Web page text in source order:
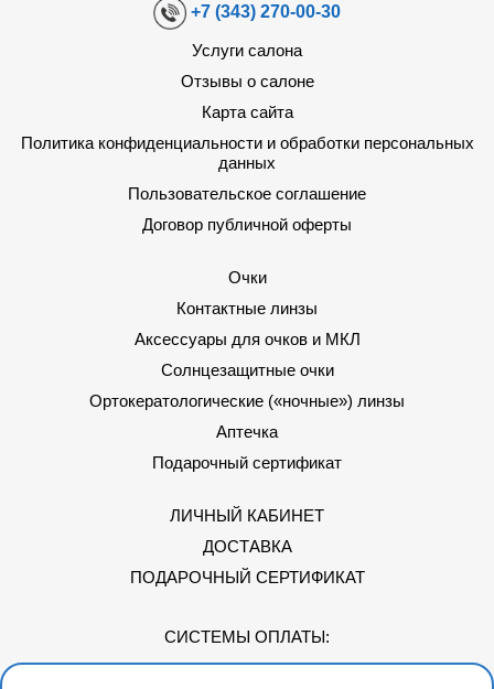
+7 (343) 270-00-30
Услуги салона
Отзывы о салоне
Карта сайта
Политика конфиденциальности и обработки персональных
данных
Пользовательское соглашение
Договор публичной оферты
Очки
Контактные линзы
Аксессуары для очков и МКЛ
Солнцезащитные очки
Ортокератологические («ночные») линзы
Аптечка
Подарочный сертификат
ЛИЧНЫЙ КАБИНЕТ
ДОСТАВКА
ПОДАРОЧНЫЙ СЕРТИФИКАТ
СИСТЕМЫ ОПЛАТЫ: